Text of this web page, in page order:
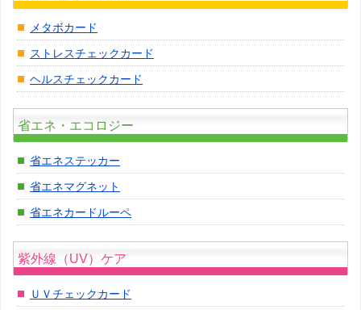
メタボカード
ストレスチェックカード
ヘルスチェックカード
省エネ・エコロジー
省エネステッカー
省エネマグネット
省エネカードルーペ
紫外線（UV）ケア
ＵＶチェックカード